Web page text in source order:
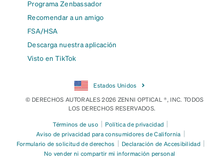
Programa Zenbassador
Recomendar a un amigo
FSA/HSA
Descarga nuestra aplicación
Visto en TikTok
Estados Unidos
© DERECHOS AUTORALES 2026 ZENNI OPTICAL ®, INC. TODOS
LOS DERECHOS RESERVADOS.
Términos de uso | Política de privacidad |
Aviso de privacidad para consumidores de California |
Formulario de solicitud de derechos | Declaración de Accesibilidad |
No vender ni compartir mi información personal